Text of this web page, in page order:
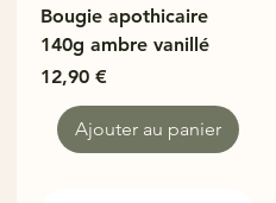
Bougie apothicaire
140g ambre vanillé
Prix
12,90 €
Ajouter au panier